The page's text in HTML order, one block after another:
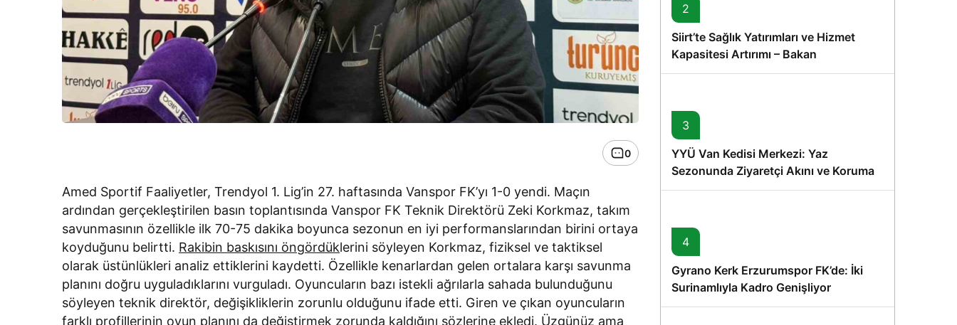
0
Amed Sportif Faaliyetler, Trendyol 1. Lig’in 27. haftasında Vanspor FK’yı 1-0 yendi. Maçın
ardından gerçekleştirilen basın toplantısında Vanspor FK Teknik Direktörü Zeki Korkmaz, takım
savunmasının özellikle ilk 70-75 dakika boyunca sezonun en iyi performanslarından birini ortaya
koyduğunu belirtti. Rakibin baskısını öngördüklerini söyleyen Korkmaz, fiziksel ve taktiksel
olarak üstünlükleri analiz ettiklerini kaydetti. Özellikle kenarlardan gelen ortalara karşı savunma
planını doğru uyguladıklarını vurguladı. Oyuncuların bazı istekli ağrılarla sahada bulunduğunu
söyleyen teknik direktör, değişikliklerin zorunlu olduğunu ifade etti. Giren ve çıkan oyuncuların
farklı profillerinin oyun planını da değiştirmek zorunda kaldığını sözlerine ekledi. Üzgünüz ama
2
Siirt’te Sağlık Yatırımları ve Hizmet
Kapasitesi Artırımı – Bakan
Memişoğlu’nun Ziyareti
3
YYÜ Van Kedisi Merkezi: Yaz
Sezonunda Ziyaretçi Akını ve Koruma
Vurgusu
4
Gyrano Kerk Erzurumspor FK’de: İki
Surinamlıyla Kadro Genişliyor